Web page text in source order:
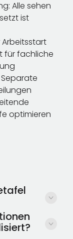
Alle sehen
ist
für fachliche
optimieren
im